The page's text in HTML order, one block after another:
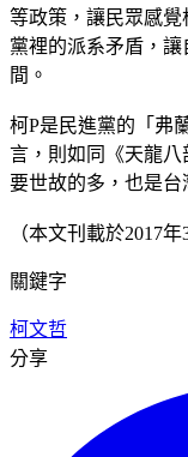
等政策，讓民眾感
黨裡的派系矛盾，
間。
柯P是民進黨的「弗
言，則如同《天龍
要世故的多，也是台
（本文刊載於2017
關鍵字
柯文哲
分享